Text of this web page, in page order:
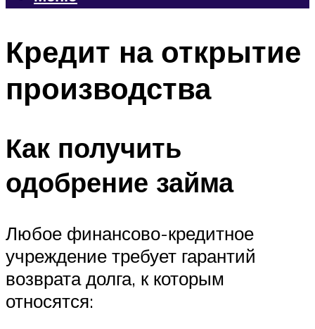
Кредит на открытие
производства
Как получить
одобрение займа
Любое финансово-кредитное
учреждение требует гарантий
возврата долга, к которым
относятся: